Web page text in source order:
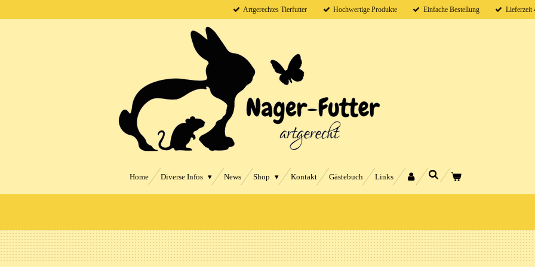
Artgerechtes Tierfutter Hochwertige Produkte Einfache Bestellung Lieferzeit
Home Diverse Infos News Shop Kontakt Gästebuch Links